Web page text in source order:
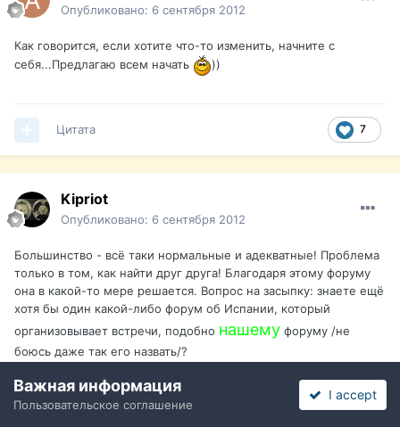
Опубликовано: 6 сентября 2012
Как говорится, если хотите что-то изменить, начните с
себя...Предлагаю всем начать
))
7
Цитата
Kipriot
Опубликовано: 6 сентября 2012
Большинство - всё таки нормальные и адекватные! Проблема
только в том, как найти друг друга! Благодаря этому форуму
она в какой-то мере решается. Вопрос на засыпку: знаете ещё
хотя бы один какой-либо форум об Испании, который
организовывает встречи, подобно нашему форуму /не
боюсь даже так его назвать/?
7
Цитата
Важная информация
Пользовательское соглашение
I accept